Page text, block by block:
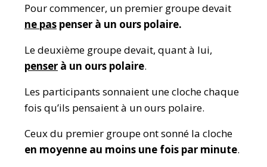
Pour commencer, un premier groupe devait
ne pas penser à un ours polaire.
Le deuxième groupe devait, quant à lui,
penser à un ours polaire.
Les participants sonnaient une cloche chaque
fois qu’ils pensaient à un ours polaire.
Ceux du premier groupe ont sonné la cloche
en moyenne au moins une fois par minute.